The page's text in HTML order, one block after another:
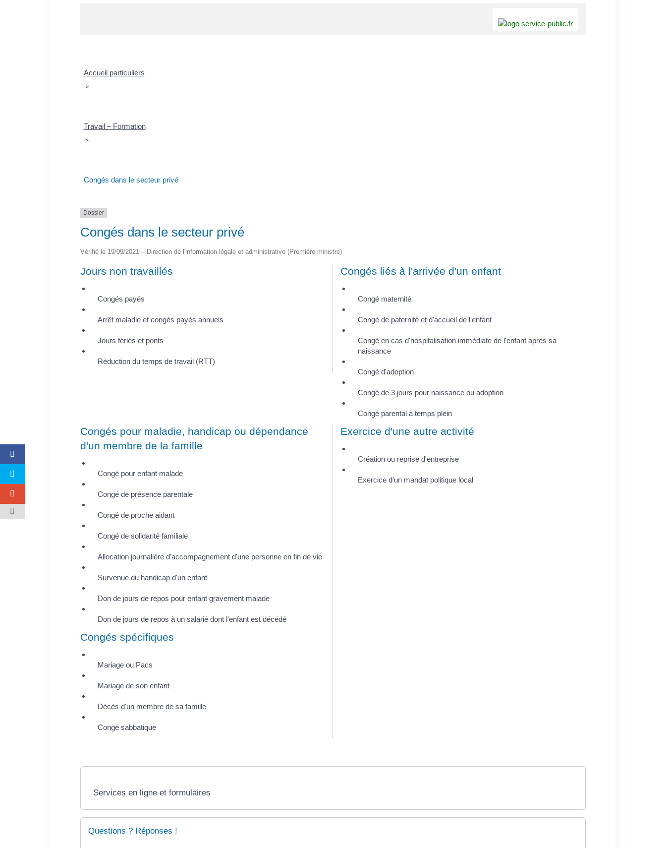
Accueil particuliers
>
Travail – Formation
>
Congés dans le secteur privé
Dossier
Congés dans le secteur privé
Vérifié le 19/09/2021 – Direction de l'information légale et administrative (Première ministre)
Jours non travaillés
Congés payés
Arrêt maladie et congés payés annuels
Jours fériés et ponts
Réduction du temps de travail (RTT)
Congés liés à l'arrivée d'un enfant
Congé maternité
Congé de paternité et d'accueil de l'enfant
Congé en cas d'hospitalisation immédiate de l'enfant après sa
naissance
Congé d'adoption
Congé de 3 jours pour naissance ou adoption
Congé parental à temps plein
Congés pour maladie, handicap ou dépendance
d'un membre de la famille
Congé pour enfant malade
Congé de présence parentale
Congé de proche aidant
Congé de solidarité familiale
Allocation journalière d'accompagnement d'une personne en fin de vie
Survenue du handicap d'un enfant
Don de jours de repos pour enfant gravement malade
Don de jours de repos à un salarié dont l'enfant est décédé
Exercice d'une autre activité
Création ou reprise d'entreprise
Exercice d'un mandat politique local
Congés spécifiques
Mariage ou Pacs
Mariage de son enfant
Décès d'un membre de sa famille
Congé sabbatique
Services en ligne et formulaires
Questions ? Réponses !